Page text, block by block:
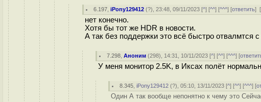
6.197 ,iPony129412 (?), 23:48, 09/11/2023 [^] [^^] [^^^] [ответить][
нет конечно.
Хотя бы тот же HDR в новости.
А так без поддержки это всё быстро отвалмтся
7.298 ,Аноним (298), 14:31, 10/11/2023 [^] [^^] [^^^] [
У меня монитор 2.5K, в Иксах полёт
8.345 ,iPony129412 (?), 05:10, 13/11/2023 [^] [^^] [^^^] [
Один А так вообще непонятно к чему это